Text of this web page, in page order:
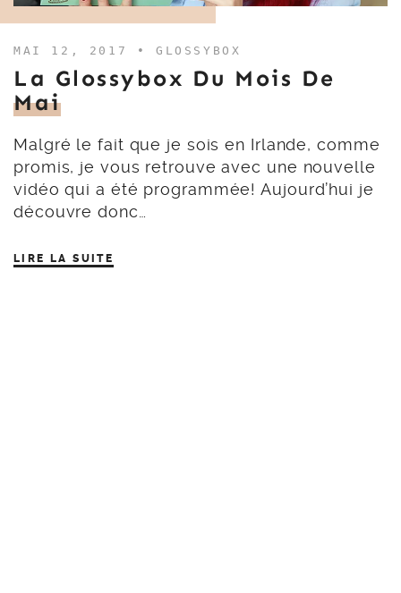
MAI 12, 2017 • GLOSSYBOX
La Glossybox Du Mois De
Mai
Malgré le fait que je sois en Irlande, comme
promis, je vous retrouve avec une nouvelle
vidéo qui a été programmée! Aujourd’hui je
découvre donc…
LIRE LA SUITE